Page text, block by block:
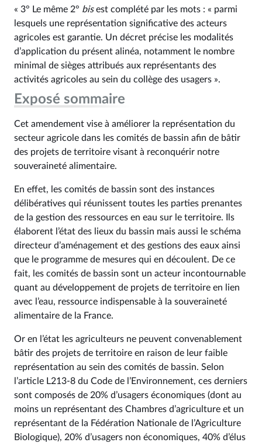
« 3° Le même 2° bisest complété par les mots : « parmi
lesquels une représentation significative des acteurs
agricoles est garantie. Un décret précise les modalités
d’application du présent alinéa, notamment le nombre
minimal de sièges attribués aux représentants des
activités agricoles au sein du collège des usagers ».
Exposé sommaire
Cet amendement vise à améliorer la représentation du
secteur agricole dans les comités de bassin afin de bâtir
des projets de territoire visant à reconquérir notre
souveraineté alimentaire.
En effet, les comités de bassin sont des instances
délibératives qui réunissent toutes les parties prenantes
de la gestion des ressources en eau sur le territoire. Ils
élaborent l’état des lieux du bassin mais aussi le schéma
directeur d’aménagement et des gestions des eaux ainsi
que le programme de mesures qui en découlent. De ce
fait, les comités de bassin sont un acteur incontournable
quant au développement de projets de territoire en lien
avec l’eau, ressource indispensable à la souveraineté
alimentaire de la France.
Or en l’état les agriculteurs ne peuvent convenablement
bâtir des projets de territoire en raison de leur faible
représentation au sein des comités de bassin. Selon
l’article L213-8 du Code de l’Environnement, ces derniers
sont composés de 20% d’usagers économiques (dont au
moins un représentant des Chambres d’agriculture et un
représentant de la Fédération Nationale de l’Agriculture
Biologique), 20% d’usagers non économiques, 40% d’élus